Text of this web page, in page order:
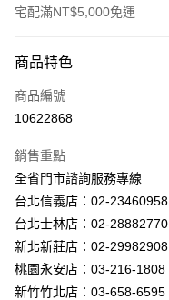
宅配滿NT$5,000免運
信用卡一次付款
LINE Pay
街口支付
悠遊付
Google Pay
全盈+PAY
商品特色
商品編號
10622868
銷售重點
全省門市諮詢服務專線
台北信義店：02-23460958
台北士林店：02-28882770
新北新莊店：02-29982908
桃園永安店：03-216-1808
新竹竹北店：03-658-6595